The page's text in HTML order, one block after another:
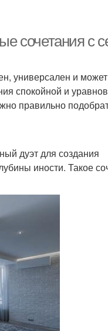
сочетания с
универсален и
спокойной и
правильно
дуэт для создания
иности. Такое